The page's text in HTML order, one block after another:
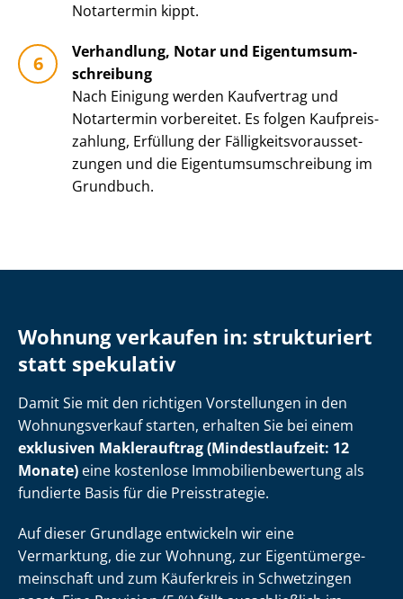
Notartermin kippt.
Verhandlung, Notar und Ei­gen­tums­um­
schrei­bung
Nach Einigung werden Kaufvertrag und
Notartermin vorbereitet. Es folgen Kauf­preis­
zah­lung, Erfüllung der Fäl­lig­keits­vor­aus­set­
zun­gen und die Ei­gen­tums­um­schrei­bung im
Grundbuch.
Wohnung verkaufen in: strukturiert
statt spekulativ
Damit Sie mit den richtigen Vorstellungen in den
Wohnungsverkauf starten, erhalten Sie bei einem
exklusiven Maklerauftrag (Mindestlaufzeit: 12
Monate) eine kostenlose Im­mo­bi­li­en­be­wer­tung als
fundierte Basis für die Preisstrategie.
Auf dieser Grundlage entwickeln wir eine
Vermarktung, die zur Wohnung, zur Ei­gen­tü­mer­ge­
mein­schaft und zum Käuferkreis in Schwetzingen